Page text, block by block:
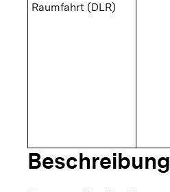
Raumfahrt (DLR)
Beschreibung